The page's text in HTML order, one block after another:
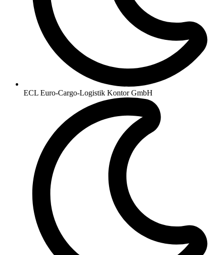
ECL Euro-Cargo-Logistik Kontor GmbH